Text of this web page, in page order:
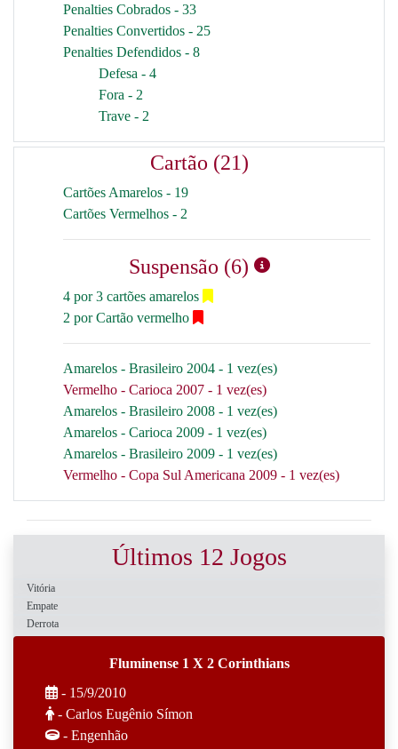
Penalties Cobrados - 33
Penalties Convertidos - 25
Penalties Defendidos - 8
Defesa - 4
Fora - 2
Trave - 2
Cartão (21)
Cartões Amarelos - 19
Cartões Vermelhos - 2
Suspensão (6)
4 por 3 cartões amarelos
2 por Cartão vermelho
Amarelos - Brasileiro 2004 - 1 vez(es)
Vermelho - Carioca 2007 - 1 vez(es)
Amarelos - Brasileiro 2008 - 1 vez(es)
Amarelos - Carioca 2009 - 1 vez(es)
Amarelos - Brasileiro 2009 - 1 vez(es)
Vermelho - Copa Sul Americana 2009 - 1 vez(es)
Últimos 12 Jogos
Vitória
Empate
Derrota
Fluminense 1 X 2 Corinthians
- 15/9/2010
- Carlos Eugênio Símon
- Engenhão